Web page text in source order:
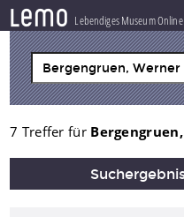
lemo Lebendiges Museum Online
ZEITSTRAHL
THEMEN
ZEITZEUGEN
BESTAND
7 Treffer für